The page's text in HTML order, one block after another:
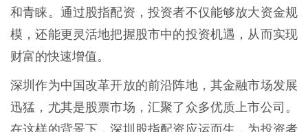
和青睐。通过股指配资，投资者不仅能够放大资金规
模，还能更灵活地把握股市中的投资机遇，从而实现
财富的快速增值。
深圳作为中国改革开放的前沿阵地，其金融市场发展
迅猛，尤其是股票市场，汇聚了众多优质上市公司。
在这样的背景下，深圳股指配资应运而生，为投资者